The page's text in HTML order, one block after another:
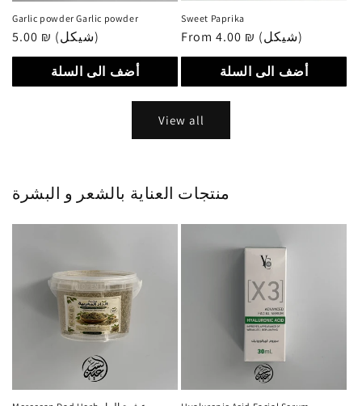
Garlic powder Garlic powder
Regular
price
5.00 ₪ (شيكل)
أضف الى السلة
Sweet Paprika
Regular
price
From 4.00 ₪ (شيكل)
أضف الى السلة
View all
منتجات العناية بالشعر و البشرة